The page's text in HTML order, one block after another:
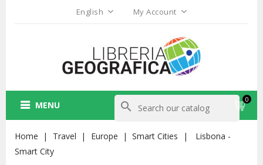
English My Account
0
MENU search
Home Travel Europe Smart Cities
Lisbona -
Smart City